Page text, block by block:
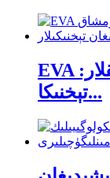
EVA كۆپۈكىدىن ياسالغان يېڭىلىقلار:
تېخنىكا...